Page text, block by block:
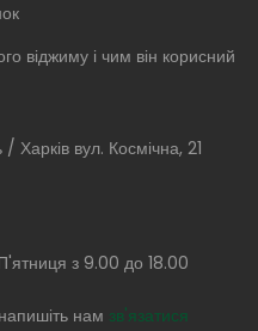
віджиму і чим він корисний
Харків вул. Космічна, 21
з 9.00 до 18.00
нам зв'язатися